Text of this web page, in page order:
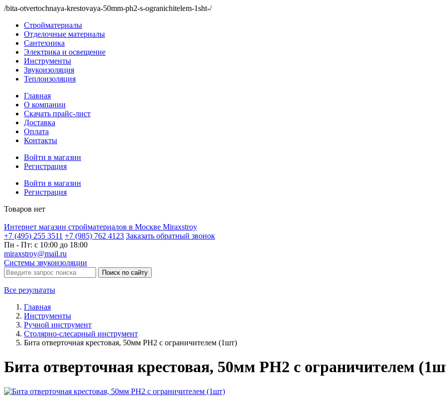
/bita-otvertochnaya-krestovaya-50mm-ph2-s-ogranichitelem-1sht-/
Стройматериалы
Отделочные материалы
Сантехника
Электрика и освещение
Инструменты
Звукоизоляция
Теплоизоляция
Главная
О компании
Скачать прайс-лист
Доставка
Оплата
Контакты
Войти в магазин
Регистрация
Войти в магазин
Регистрация
Товаров нет
Интернет магазин стройматериалов в Москве Miraxstroy
+7 (495) 255 3511 +7 (985) 762 4123 Заказать обратный звонок
Пн - Пт: с 10:00 до 18:00
miraxstroy@mail.ru
Системы звукоизоляции
Поиск по сайту
Все результаты
Главная
Инструменты
Ручной инструмент
Столярно-слесарный инструмент
Бита отверточная крестовая, 50мм PH2 с ограничителем (1шт)
Бита отверточная крестовая, 50мм PH2 с ограничителем